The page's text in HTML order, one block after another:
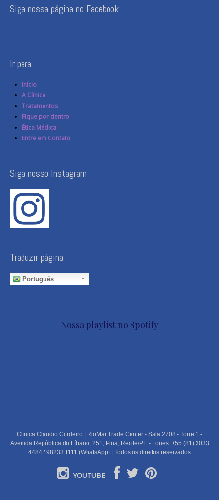
Siga nossa página no Facebook
Ir para
Início
A Clínica
Tratamentos
Fique por dentro
Ética Médica
Entre em Contato
Siga nosso Instagram
Traduzir página
Português
Nossa playlist no Spotify
Clínica Cláudio Cordeiro | RioMar Trade Center - Sala 2708 - Torre 1 -
Avenida República do Líbano, 251, Pina, Recife/PE - Fones: +55 (81) 3033
4484 / 98233 1111 (WhatsApp) | Todos os direitos reservados
YOUTUBE